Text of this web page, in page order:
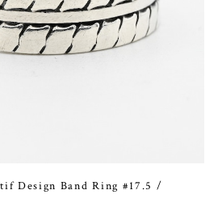
Design Band Ring #17.5 /